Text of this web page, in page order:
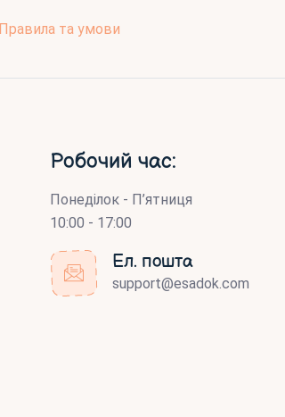
Правила та умови
Робочий час:
Понеділок - П’ятниця
10:00 - 17:00
Ел. пошта
support@esadok.com